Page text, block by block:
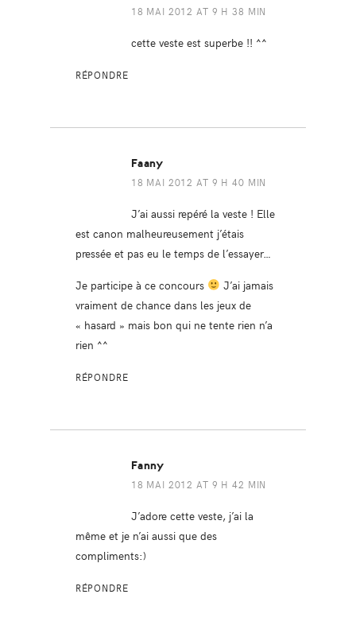
18 MAI 2012 AT 9 H 38 MIN
cette veste est superbe !! ^^
RÉPONDRE
Faany
18 MAI 2012 AT 9 H 40 MIN
J’ai aussi repéré la veste ! Elle
est canon malheureusement j’étais
pressée et pas eu le temps de l’essayer…
Je participe à ce concours
J’ai jamais
vraiment de chance dans les jeux de
« hasard » mais bon qui ne tente rien n’a
rien ^^
RÉPONDRE
Fanny
18 MAI 2012 AT 9 H 42 MIN
J’adore cette veste, j’ai la
même et je n’ai aussi que des
compliments:)
RÉPONDRE